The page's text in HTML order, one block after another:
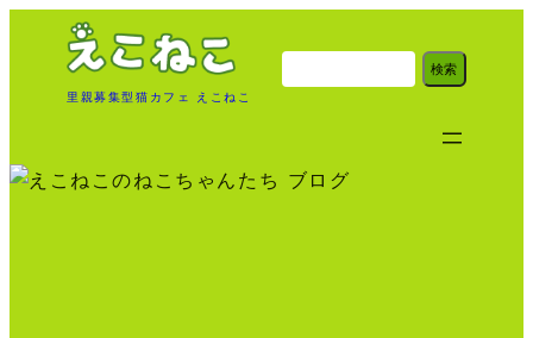
ッ
里親募集型猫カフェ えこねこ
検
索
検索